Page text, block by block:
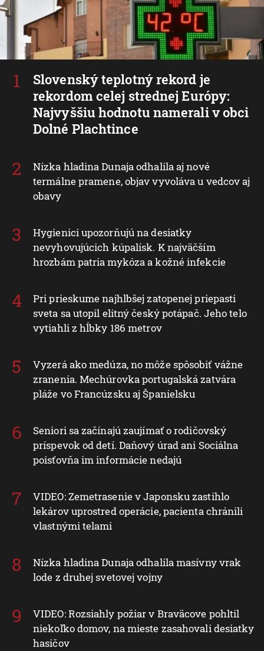
Slovenský teplotný rekord je
rekordom celej strednej Európy:
Najvyššiu hodnotu namerali v obci
Dolné Plachtince
Nízka hladina Dunaja odhalila aj nové
termálne pramene, objav vyvoláva u vedcov aj
obavy
Hygienici upozorňujú na desiatky
nevyhovujúcich kúpalísk. K najväčším
hrozbám patria mykóza a kožné infekcie
Pri prieskume najhlbšej zatopenej priepasti
sveta sa utopil elitný český potápač. Jeho telo
vytiahli z hĺbky 186 metrov
Vyzerá ako medúza, no môže spôsobiť vážne
zranenia. Mechúrovka portugalská zatvára
pláže vo Francúzsku aj Španielsku
Seniori sa začínajú zaujímať o rodičovský
príspevok od detí. Daňový úrad ani Sociálna
poisťovňa im informácie nedajú
VIDEO: Zemetrasenie v Japonsku zastihlo
lekárov uprostred operácie, pacienta chránili
vlastnými telami
Nízka hladina Dunaja odhalila masívny vrak
lode z druhej svetovej vojny
VIDEO: Rozsiahly požiar v Braväcove pohltil
niekoľko domov, na mieste zasahovali desiatky
hasičov